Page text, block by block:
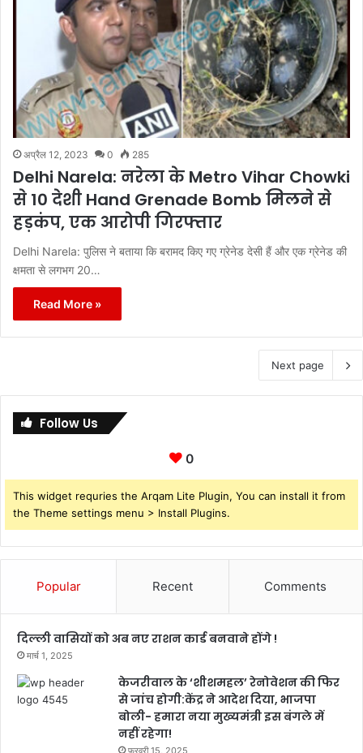
अप्रैल 12, 2023 0 285
Delhi Narela: नरेला के Metro Vihar Chowki
से 10 देशी Hand Grenade Bomb मिलने से
हड़कंप, एक आरोपी गिरफ्तार
Delhi Narela: पुलिस ने बताया कि बरामद किए गए ग्रेनेड देसी हैं और एक ग्रेनेड की
क्षमता से लगभग 20…
Read More »
Next page
Follow Us
0
This widget requries the Arqam Lite Plugin, You can install it from
the Theme settings menu > Install Plugins.
Popular Recent Comments
दिल्ली वासियों को अब नए राशन कार्ड बनवाने होंगे !
मार्च 1, 2025
केजरीवाल के ‘शीशमहल’ रेनोवेशन की फिर
से जांच होगी:केंद्र ने आदेश दिया, भाजपा
बोली- हमारा नया मुख्यमंत्री इस बंगले में
नहीं रहेगा!
फ़रवरी 15, 2025